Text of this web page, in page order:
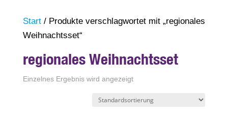
Start/ Produkte verschlagwortet mit „regionales
Weihnachtsset“
regionales Weihnachtsset
Einzelnes Ergebnis wird angezeigt